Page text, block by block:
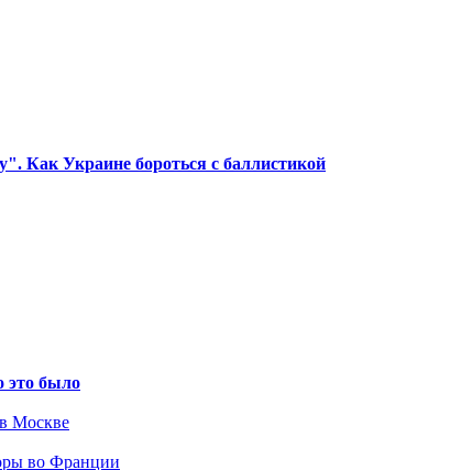
Как Украине бороться с баллистикой
это было
Москве
во Франции